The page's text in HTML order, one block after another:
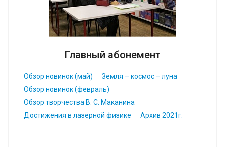
Главный абонемент
Обзор новинок (май)
Земля – космос – луна
Обзор новинок (февраль)
Обзор творчества В. С. Маканина
Достижения в лазерной физике
Архив 2021г.